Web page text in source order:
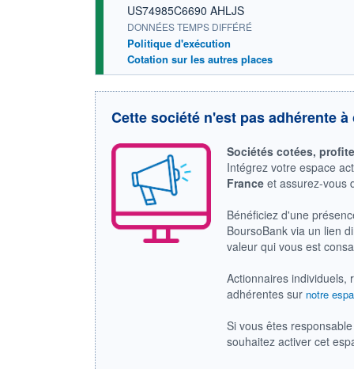
US74985C6690 AHLJS
DONNÉES TEMPS DIFFÉRÉ
Politique d'exécution
Cotation sur les autres places
Cette société n'est pas adhérente à
Sociétés cotées,
Intégrez votre espace
France et assurez-vous
Bénéficiez d'une
BoursoBank via un lien
valeur qui vous est
Actionnaires individuels,
adhérentes sur notre
Si vous êtes
souhaitez activer cet